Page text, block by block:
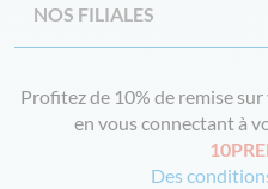
NOS FILIALES
Profitez de 10% de remise
en vous connectant à
Des